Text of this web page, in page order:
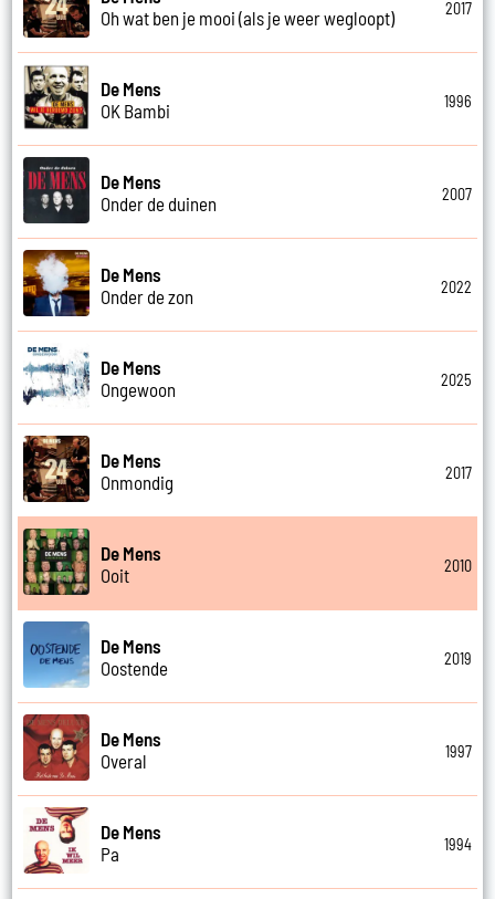
Oh wat ben je mooi (als je weer wegloopt)
2017
De Mens
OK Bambi
1996
De Mens
Onder de duinen
2007
De Mens
Onder de zon
2022
De Mens
Ongewoon
2025
De Mens
Onmondig
2017
De Mens
Ooit
2010
De Mens
Oostende
2019
De Mens
Overal
1997
De Mens
Pa
1994